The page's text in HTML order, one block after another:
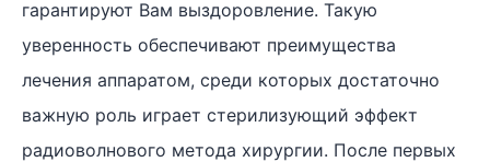
гарантируют Вам выздоровление. Такую
уверенность обеспечивают преимущества
лечения аппаратом, среди которых достаточно
важную роль играет стерилизующий эффект
радиоволнового метода хирургии. После первых